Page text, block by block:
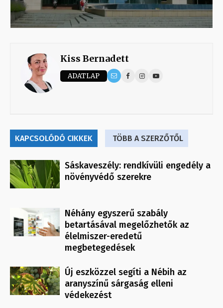
Kiss Bernadett
ADATLAP
KAPCSOLÓDÓ CIKKEK TÖBB A SZERZŐTŐL
Sáskaveszély: rendkívüli engedély a
növényvédő szerekre
Néhány egyszerű szabály
betartásával megelőzhetők az
élelmiszer-eredetű
megbetegedések
Új eszközzel segíti a Nébih az
aranyszínű sárgaság elleni
védekezést